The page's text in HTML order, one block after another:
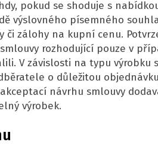
pokud se shoduje s
výslovného písemného
zálohy na kupní cenu.
rozhodující pouze v
V závislosti na typu
o důležitou
návrhu smlouvy
výrobek.